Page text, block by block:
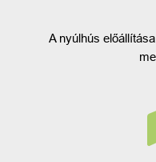
A nyúlhús